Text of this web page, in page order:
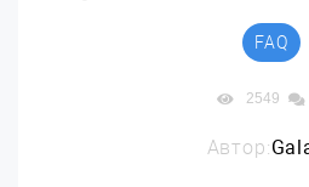
FAQ
2549
Автор: